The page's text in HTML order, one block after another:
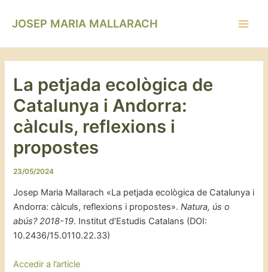
JOSEP MARIA MALLARACH
La petjada ecològica de
Catalunya i Andorra:
càlculs, reflexions i
propostes
23/05/2024
Josep Maria Mallarach «La petjada ecològica de Catalunya i
Andorra: càlculs, reflexions i propostes».Natura, ús o
abús? 2018-19. Institut d’Estudis Catalans (DOI:
10.2436/15.0110.22.33)
Accedir a l’article
d'entrades